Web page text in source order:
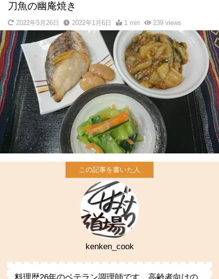
刀魚の幽庵焼き
2022年5月26日 2022年1月6日 1 min 239views
kenken_cook